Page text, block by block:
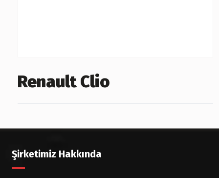
Renault Clio
Şirketimiz Hakkında